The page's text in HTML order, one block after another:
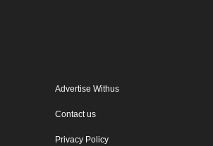
Advertise Withus
Contact us
Privacy Policy